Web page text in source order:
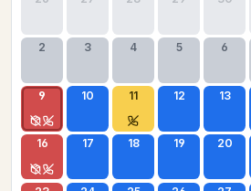
2 3 4 5 6
9 10 11 12 13
16 17 18 19 20